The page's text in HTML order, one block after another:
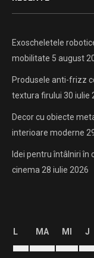
Exoscheletele
mobilitate 5 august
Produsele anti-frizz
textura firului 30 iulie
Decor cu obiecte
interioare moderne
Idei pentru întâlniri în
cinema 28 iulie 2026
L MA MI J